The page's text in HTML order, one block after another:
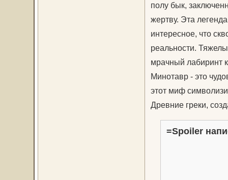
полу бык,
жертву. Эта
интересное, что
реальности.
мрачный лабиринт
Минотавр - это
этот миф
Древние греки,
=Spoiler